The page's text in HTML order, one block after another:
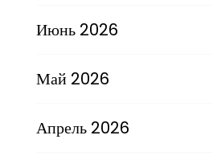
Июнь 2026
Май 2026
Апрель 2026